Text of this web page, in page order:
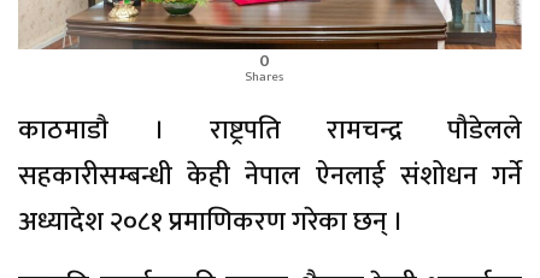
0
Shares
काठमाडाै । राष्ट्रपति रामचन्द्र पौडेलले
सहकारीसम्बन्धी केही नेपाल ऐनलाई संशोधन गर्ने
अध्यादेश २०८१ प्रमाणिकरण गरेका छन् ।